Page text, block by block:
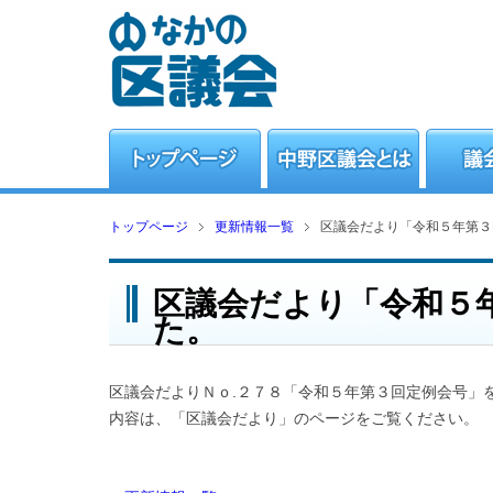
トップページ 更新情報一覧 区議会だより「令和５年第
区議会だより「令和５
た。
区議会だよりＮｏ.２７８「令和５年第３回定例会号」
内容は、「区議会だより」のページをご覧ください。